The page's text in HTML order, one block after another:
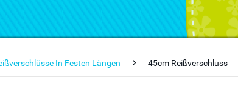
In Festen Längen 45cm Reißverschluss